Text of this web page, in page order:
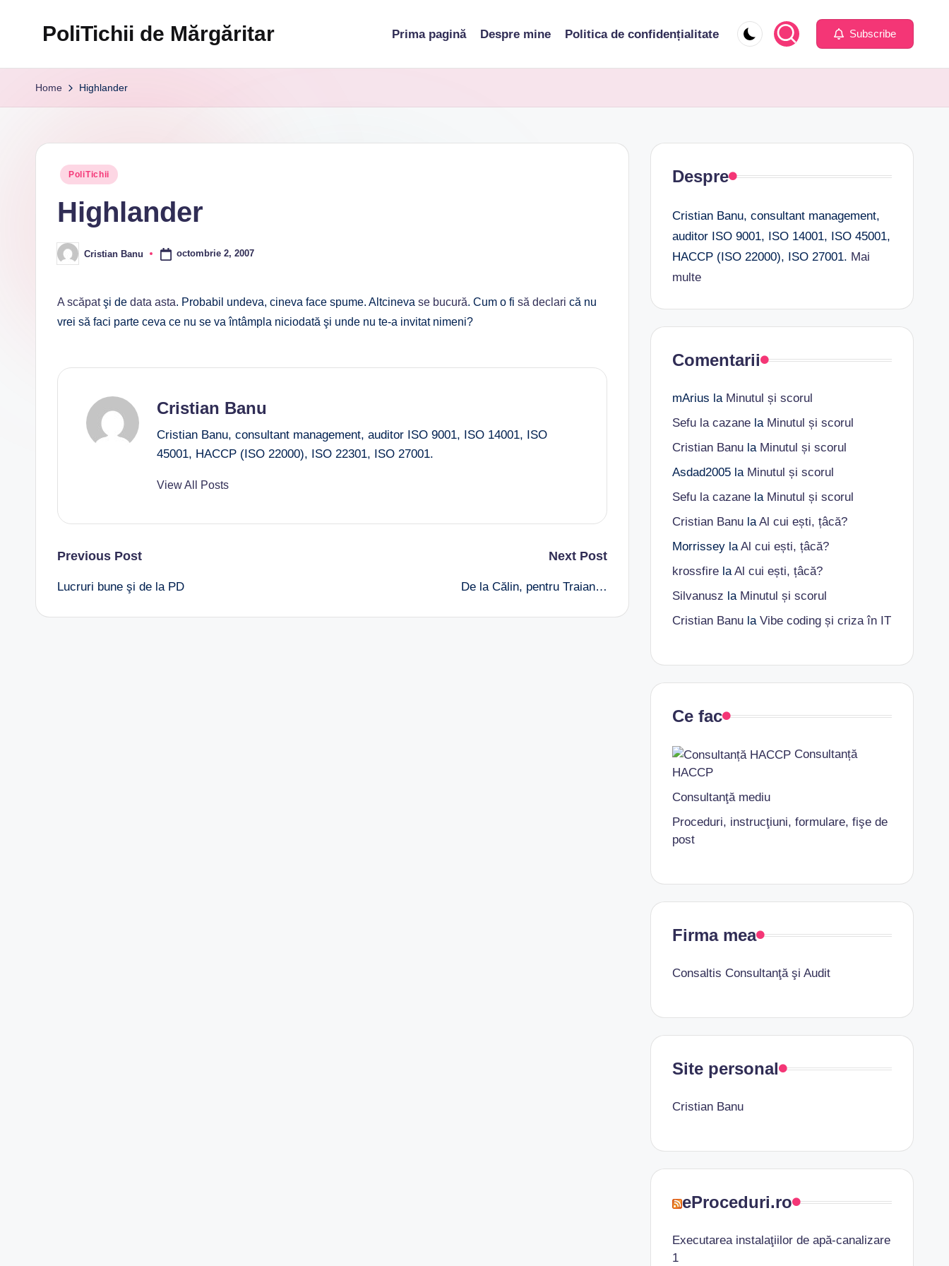
PoliTichii de Mărgăritar Prima pagină Despre mine Politica de confidențialitate Subscribe
Home Highlander
Posted
PoliTichii
Highlander
Posted
by
Cristian Banu octombrie 2, 2007
A scăpatşi de data asta. Probabil undeva, cineva face spume. Altcineva se bucură. Cum o fi să declari că nu
vrei să faci parte ceva ce nu se va întâmpla niciodată şi unde nu te-a invitat nimeni?
Cristian Banu
Cristian Banu, consultant management, auditor ISO 9001, ISO 14001, ISO
45001, HACCP (ISO 22000), ISO 22301, ISO 27001.
View All Posts
Post
navigation
Previous Post
Lucruri bune şi de la PD
Next Post
De la Călin, pentru Traian…
Despre
Cristian Banu, consultant management,
auditor ISO 9001, ISO 14001, ISO 45001,
HACCP (ISO 22000), ISO 27001. Mai
multe
Comentarii
mArius la Minutul și scorul
Sefu la cazanela Minutul și scorul
Cristian Banula Minutul și scorul
Asdad2005la Minutul și scorul
Sefu la cazanela Minutul și scorul
Cristian BanulaAl cui ești, țâcă?
MorrisseylaAl cui ești, țâcă?
krossfirelaAl cui ești, țâcă?
Silvanusz la Minutul și scorul
Cristian Banula Vibe coding și criza în IT
Ce fac
Consultanță
HACCP
Consultanţă mediu
Proceduri, instrucţiuni, formulare, fişe de
post
Firma mea
Consaltis Consultanţă şi Audit
Site personal
Cristian Banu
eProceduri.ro
Executarea instalaţiilor de apă-canalizare
1